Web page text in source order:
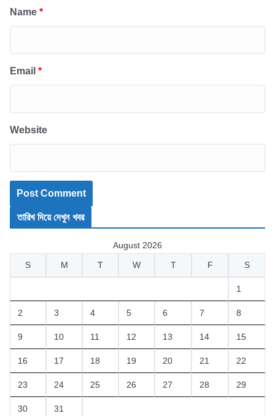
Name *
Email *
Website
তারিখ দিয়ে দেখুন খবর
August 2026
S
M T W T F S
1
2 3 4 5 6 7 8
9 10 11 12 13 14 15
16 17 18 19 20 21 22
23 24 25 26 27 28 29
30 31